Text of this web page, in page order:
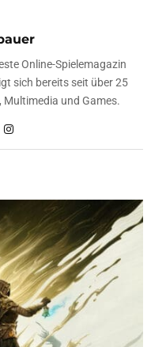
Online-Spielemagazin
sich bereits seit über 25
Multimedia und Games.